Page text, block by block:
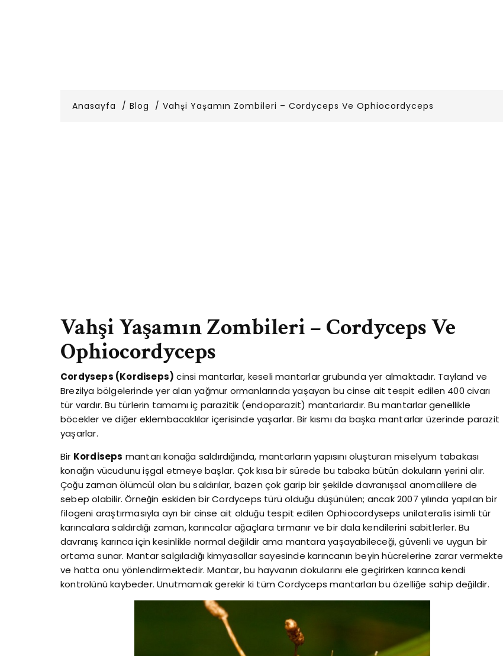
Anasayfa Blog Vahşi Yaşamın Zombileri – Cordyceps Ve Ophiocordyceps
Vahşi Yaşamın Zombileri – Cordyceps Ve
Ophiocordyceps
Cordyseps (Kordiseps) cinsi mantarlar, keseli mantarlar grubunda yer almaktadır. Tayland ve
Brezilya bölgelerinde yer alan yağmur ormanlarında yaşayan bu cinse ait tespit edilen 400 civarı
tür vardır. Bu türlerin tamamı iç parazitik (endoparazit) mantarlardır. Bu mantarlar genellikle
böcekler ve diğer eklembacaklılar içerisinde yaşarlar. Bir kısmı da başka mantarlar üzerinde parazit
yaşarlar.
Bir Kordiseps mantarı konağa saldırdığında, mantarların yapısını oluşturan miselyum tabakası
konağın vücudunu işgal etmeye başlar. Çok kısa bir sürede bu tabaka bütün dokuların yerini alır.
Çoğu zaman ölümcül olan bu saldırılar, bazen çok garip bir şekilde davranışsal anomalilere de
sebep olabilir. Örneğin eskiden bir Cordyceps türü olduğu düşünülen; ancak 2007 yılında yapılan bir
filogeni araştırmasıyla ayrı bir cinse ait olduğu tespit edilen Ophiocordyseps unilateralis isimli tür
karıncalara saldırdığı zaman, karıncalar ağaçlara tırmanır ve bir dala kendilerini sabitlerler. Bu
davranış karınca için kesinlikle normal değildir ama mantara yaşayabileceği, güvenli ve uygun bir
ortama sunar. Mantar salgıladığı kimyasallar sayesinde karıncanın beyin hücrelerine zarar vermekte
ve hatta onu yönlendirmektedir. Mantar, bu hayvanın dokularını ele geçirirken karınca kendi
kontrolünü kaybeder. Unutmamak gerekir ki tüm Cordyceps mantarları bu özelliğe sahip değildir.